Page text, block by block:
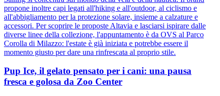
propone inoltre capi legati all'hiking e all'outdoor, al ciclismo e
all'abbigliamento per la protezione solare, insieme a calzature e
accessori. Per scoprire le proposte Altavia e lasciarsi ispirare dalle
diverse linee della collezione, l'appuntamento è da OVS al Parco
Corolla di Milazzo: l'estate è già iniziata e potrebbe essere il
momento giusto per dare una rinfrescata al proprio stile.
Pup Ice, il gelato pensato per i cani: una pausa
fresca e golosa da Zoo Center